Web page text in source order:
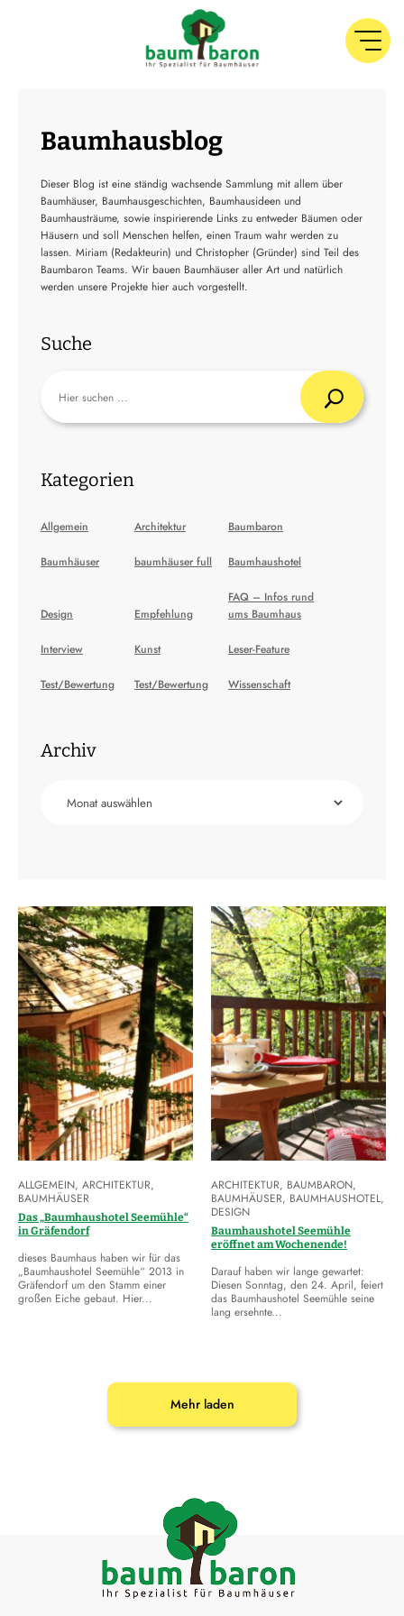
Baumhausblog
Dieser Blog ist eine ständig wachsende Sammlung mit allem über
Baumhäuser, Baumhausgeschichten, Baumhausideen und
Baumhausträume, sowie inspirierende Links zu entweder Bäumen oder
Häusern und soll Menschen helfen, einen Traum wahr werden zu
lassen. Miriam (Redakteurin) und Christopher (Gründer) sind Teil des
Baumbaron Teams. Wir bauen Baumhäuser aller Art und natürlich
werden unsere Projekte hier auch vorgestellt.
Suche
Kategorien
Allgemein Architektur Baumbaron
Baumhäuser baumhäuser full Baumhaushotel
Design Empfehlung
FAQ – Infos rund
ums Baumhaus
Interview Kunst Leser-Feature
Test/Bewertung Test/Bewertung Wissenschaft
Archiv
Archiv
Das „Baumhaushotel Seemühle“
in Gräfendorf
ALLGEMEIN, ARCHITEKTUR,
BAUMHÄUSER
dieses Baumhaus haben wir für das
„Baumhaushotel Seemühle“ 2013 in
Gräfendorf um den Stamm einer
großen Eiche gebaut. Hier...
Baumhaushotel Seemühle
eröffnet am Wochenende!
ARCHITEKTUR, BAUMBARON,
BAUMHÄUSER, BAUMHAUSHOTEL,
DESIGN
Darauf haben wir lange gewartet:
Diesen Sonntag, den 24. April, feiert
das Baumhaushotel Seemühle seine
lang ersehnte...
Mehr laden